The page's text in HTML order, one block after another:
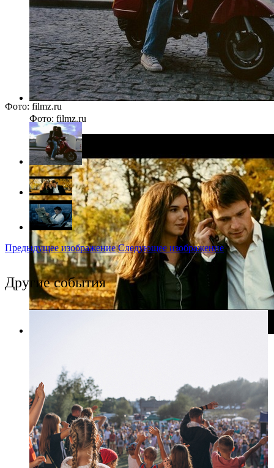
Фото: filmz.ru
Фото: filmz.ru
Предыдущее изображение Следующее изображение
Другие события